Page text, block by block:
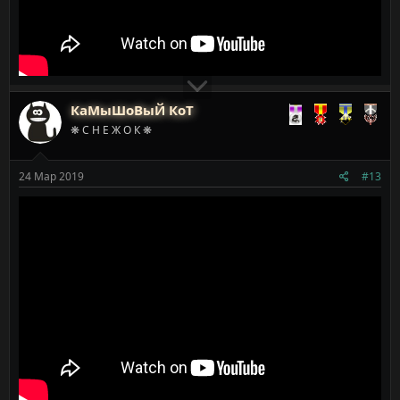
КаМыШоВыЙ КоТ
❋ С Н Е Ж О К ❋
24 Мар 2019 #13